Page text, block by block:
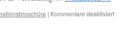
| Kommentare deaktiviertfür